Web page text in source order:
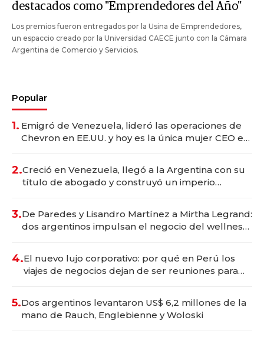
destacados como "Emprendedores del Año"
Los premios fueron entregados por la Usina de Emprendedores,
un espaccio creado por la Universidad CAECE junto con la Cámara
Argentina de Comercio y Servicios.
Popular
1. Emigró de Venezuela, lideró las operaciones de
Chevron en EE.UU. y hoy es la única mujer CEO en
2.Creció en Venezuela, llegó a la Argentina con su
título de abogado y construyó un imperio
3.De Paredes y Lisandro Martínez a Mirtha Legrand:
dos argentinos impulsan el negocio del wellness
4.El nuevo lujo corporativo: por qué en Perú los
viajes de negocios dejan de ser reuniones para
5.Dos argentinos levantaron US$ 6,2 millones de la
mano de Rauch, Englebienne y Woloski